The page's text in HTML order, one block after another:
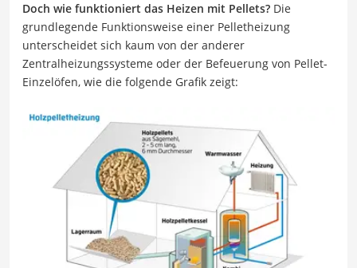
Doch wie funktioniert das Heizen mit Pellets? Die
grundlegende Funktionsweise einer Pelletheizung
unterscheidet sich kaum von der anderer
Zentralheizungssysteme oder der Befeuerung von Pellet-
Einzelöfen, wie die folgende Grafik zeigt: